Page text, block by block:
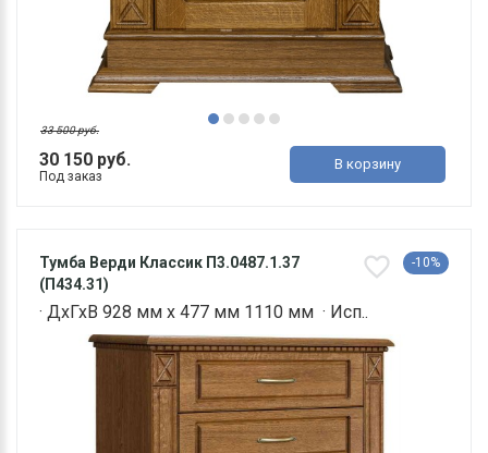
30 150 руб.
33 500 руб.
Под заказ
В корзину
Тумба Верди Классик П3.0487.1.37
(П434.31)
-10%
· ДхГхВ 928 мм х 477 мм 1110 мм · Исп..